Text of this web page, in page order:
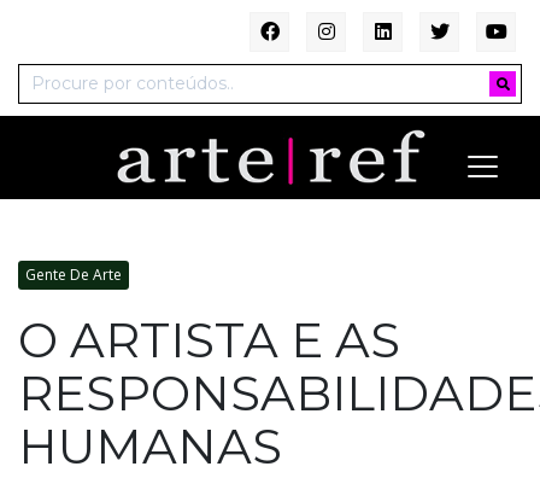
Gente De Arte
O ARTISTA E AS
HUMANAS